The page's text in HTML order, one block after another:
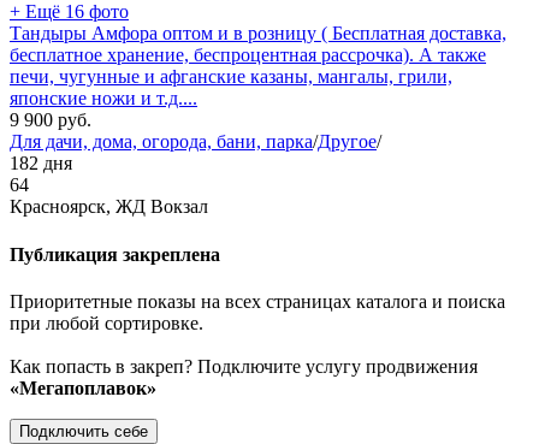
+ Ещё 16 фото
Тандыры Амфора оптом и в розницу ( Бесплатная доставка,
бесплатное хранение, беспроцентная рассрочка). А также
печи, чугунные и афганские казаны, мангалы, грили,
японские ножи и т.д....
9 900 руб.
Для дачи, дома, огорода, бани, парка/Другое/
182 дня
64
Красноярск, ЖД Вокзал
Публикация закреплена
Приоритетные показы на всех страницах каталога и поиска
при любой сортировке.
Как попасть в закреп? Подключите услугу продвижения
«Мегапоплавок»
Подключить себе